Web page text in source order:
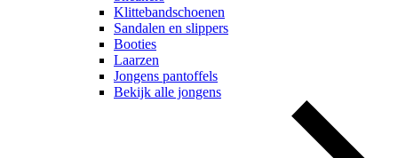
Klittebandschoenen
Sandalen en slippers
Booties
Laarzen
Jongens pantoffels
Bekijk alle jongens